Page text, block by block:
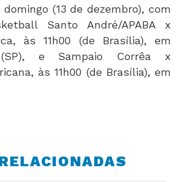
(13 de dezembro), com
Santo André/APABA x
às 11h00 (de Brasília), em
e Sampaio Corrêa x
às 11h00 (de Brasília), em